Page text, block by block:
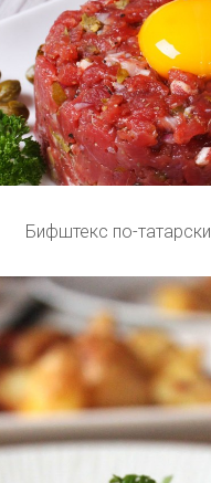
Бифштекс по-татарски